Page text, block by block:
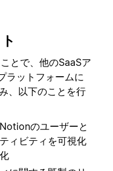
とで、他のSaaSア
ラットフォームに
、以下のことを行
のユーザーと
ィビティを可視化